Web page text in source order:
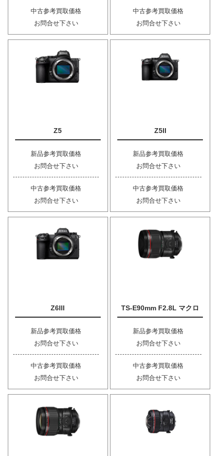
中古参考買取価格
お問合せ下さい
中古参考買取価格
お問合せ下さい
Z5
新品参考買取価格
お問合せ下さい
中古参考買取価格
お問合せ下さい
Z5II
新品参考買取価格
お問合せ下さい
中古参考買取価格
お問合せ下さい
Z6III
新品参考買取価格
お問合せ下さい
中古参考買取価格
お問合せ下さい
TS-E90mm F2.8L マクロ
新品参考買取価格
お問合せ下さい
中古参考買取価格
お問合せ下さい